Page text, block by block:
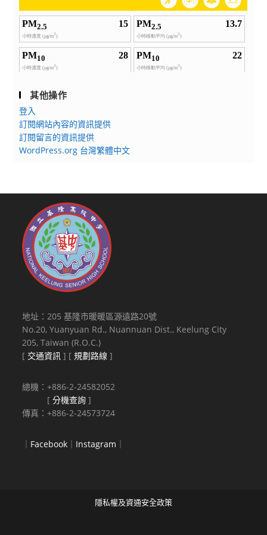
其他操作
登入
訂閱網站內容的資訊提供
訂閱留言的資訊提供
WordPress.org 台灣繁體中文
地址：205 基隆市暖暖區源遠路20號
No.20, Yuanyuan Rd., Nuannuan Dist., Keelung City
205, Taiwan (R.O.C.)
[ 交通資訊 ] [規劃路線 ]
總機：+886-2-24582052
[分機查詢 ]
傳真：+886-2-24573724
｜ Facebook ｜ Instagram ｜
隱私權及資通安全政策